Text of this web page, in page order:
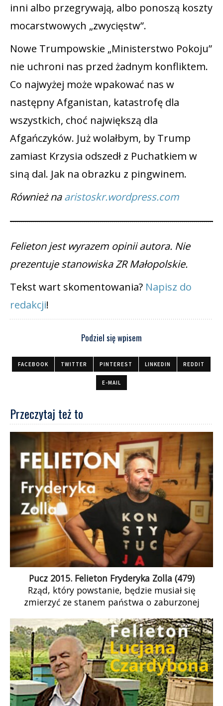
inni albo przegrywają, albo ponoszą koszty
mocarstwowych „zwycięstw”.
Nowe Trumpowskie „Ministerstwo Pokoju”
nie uchroni nas przed żadnym konfliktem.
Co najwyżej może wpakować nas w
następny Afganistan, katastrofę dla
wszystkich, choć największą dla
Afgańczyków. Już wolałbym, by Trump
zamiast Krzysia odszedł z Puchatkiem w
siną dal. Jak na obrazku z pingwinem.
Również naaristoskr.wordpress.com
Felieton jest wyrazem opinii autora. Nie
prezentuje stanowiska ZR Małopolskie.
Tekst wart skomentowania? Napisz do
redakcji!
Podziel się wpisem
FACEBOOK TWITTER PINTEREST LINKEDIN REDDIT
E-MAIL
Przeczytaj też to
Pucz 2015. Felieton Fryderyka Zolla (479)
Rząd, który powstanie, będzie musiał się
zmierzyć ze stanem państwa o zaburzonej
felietonach, stawiając tezę, że przejęcie władzy w
Trybunale Konstytucyjnym w 2015 roku miało
cechy puczu. Nielegalny wybór mgr Przyłębskiej
na prezeskę nielegalnie zawładniętej przez PiS
instytucji jeszcze te cechy pogłębił, oznaczał
bowiem, że odtąd nawet przy założeniu
legalności Trybunału Konstytucyjnego nie ma